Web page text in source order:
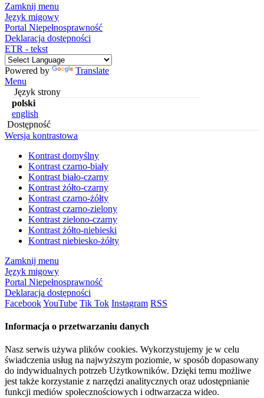
Zamknij menu
Język migowy
Portal Niepełnosprawność
Deklaracja dostępności
ETR - tekst
Powered by
Translate
Menu
Język strony
polski
english
Dostępność
Wersja kontrastowa
Kontrast domyślny
Kontrast czarno-biały
Kontrast biało-czarny
Kontrast żółto-czarny
Kontrast czarno-żółty
Kontrast czarno-zielony
Kontrast zielono-czarny
Kontrast żółto-niebieski
Kontrast niebiesko-żółty
Zamknij menu
Język migowy
Portal Niepełnosprawność
Deklaracja dostępności
FacebookYouTube Tik Tok Instagram RSS
Informacja o przetwarzaniu danych
Nasz serwis używa plików cookies. Wykorzystujemy je w celu
świadczenia usług na najwyższym poziomie, w sposób dopasowany
do indywidualnych potrzeb Użytkowników. Dzięki temu możliwe
jest także korzystanie z narzędzi analitycznych oraz udostępnianie
funkcji mediów społecznościowych i odtwarzacza wideo.